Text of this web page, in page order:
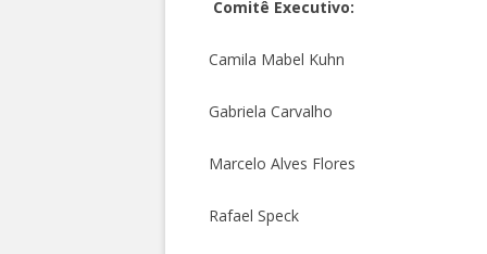
Comitê Executivo:
Camila Mabel Kuhn
Gabriela Carvalho
Marcelo Alves Flores
Rafael Speck